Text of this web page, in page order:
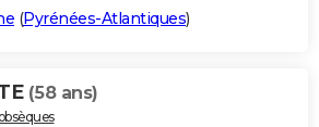
(Pyrénées-Atlantiques)
(58 ans)